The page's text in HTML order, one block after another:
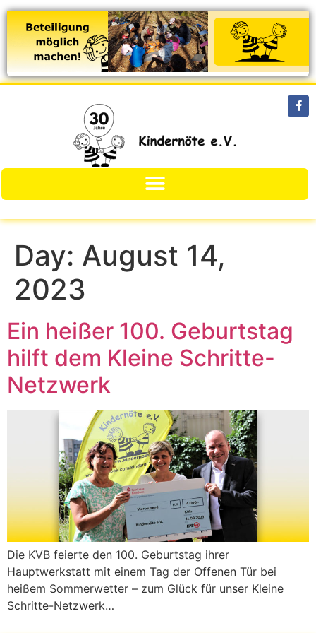
Day: August 14,
2023
Ein heißer 100. Geburtstag
hilft dem Kleine Schritte-
Netzwerk
Die KVB feierte den 100. Geburtstag ihrer
Hauptwerkstatt mit einem Tag der Offenen Tür bei
heißem Sommerwetter – zum Glück für unser Kleine
Schritte-Netzwerk…